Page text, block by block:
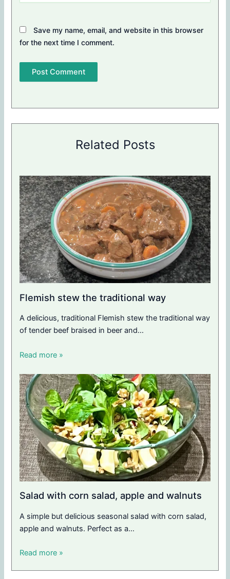
Save my name, email, and website in this browser
for the next time I comment.
Related Posts
Flemish stew the traditional way
A delicious, traditional Flemish stew the traditional way
of tender beef braised in beer and…
Read more »
Salad with corn salad, apple and walnuts
A simple but delicious seasonal salad with corn salad,
apple and walnuts. Perfect as a…
Read more »